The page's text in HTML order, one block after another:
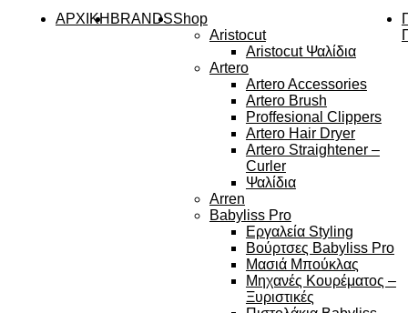
ΑΡΧΙΚΗ BRANDSShop
Aristocut
Aristocut Ψαλίδια
Artero
Artero Accessories
Artero Brush
Proffesional Clippers
Artero Hair Dryer
Artero Straightener –
Curler
Ψαλίδια
Arren
Babyliss Pro
Εργαλεία Styling
Βούρτσες Babyliss Pro
Μασιά Μπούκλας
Μηχανές Κουρέματος –
Ξυριστικές